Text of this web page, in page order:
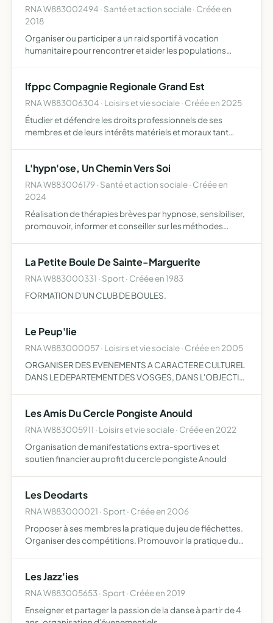
RNA W883002494 · Santé et action sociale · Créée en
2018
Organiser ou participer a un raid sportif à vocation
humanitaire pour rencontrer et aider les populations
réalisation ou le…
Ifppc Compagnie Regionale Grand Est
RNA W883006304 · Loisirs et vie sociale · Créée en 2025
Étudier et défendre les droits professionnels de ses
membres et de leurs intérêts matériels et moraux tant
L'hypn'ose, Un Chemin Vers Soi
RNA W883006179 · Santé et action sociale · Créée en
2024
Réalisation de thérapies brèves par hypnose, sensibiliser,
promouvoir, informer et conseiller sur les méthodes
émotionne…
La Petite Boule De Sainte-Marguerite
RNA W883000331 · Sport · Créée en 1983
FORMATION D'UN CLUB DE BOULES.
Le Peup'lie
RNA W883000057 · Loisirs et vie sociale · Créée en 2005
ORGANISER DES EVENEMENTS A CARACTERE CULTUREL
DANS LE DEPARTEMENT DES VOSGES, DANS L'OBJECTIF
ET DANS SES ALENTOURS
Les Amis Du Cercle Pongiste Anould
RNA W883005911 · Loisirs et vie sociale · Créée en 2022
Organisation de manifestations extra-sportives et
soutien financier au profit du cercle pongiste Anould
Les Deodarts
RNA W883000021 · Sport · Créée en 2006
Proposer à ses membres la pratique du jeu de fléchettes.
Organiser des compétitions. Promouvoir la pratique du
Les Jazz'ies
RNA W883005653 · Sport · Créée en 2019
Enseigner et partager la passion de la danse à partir de 4